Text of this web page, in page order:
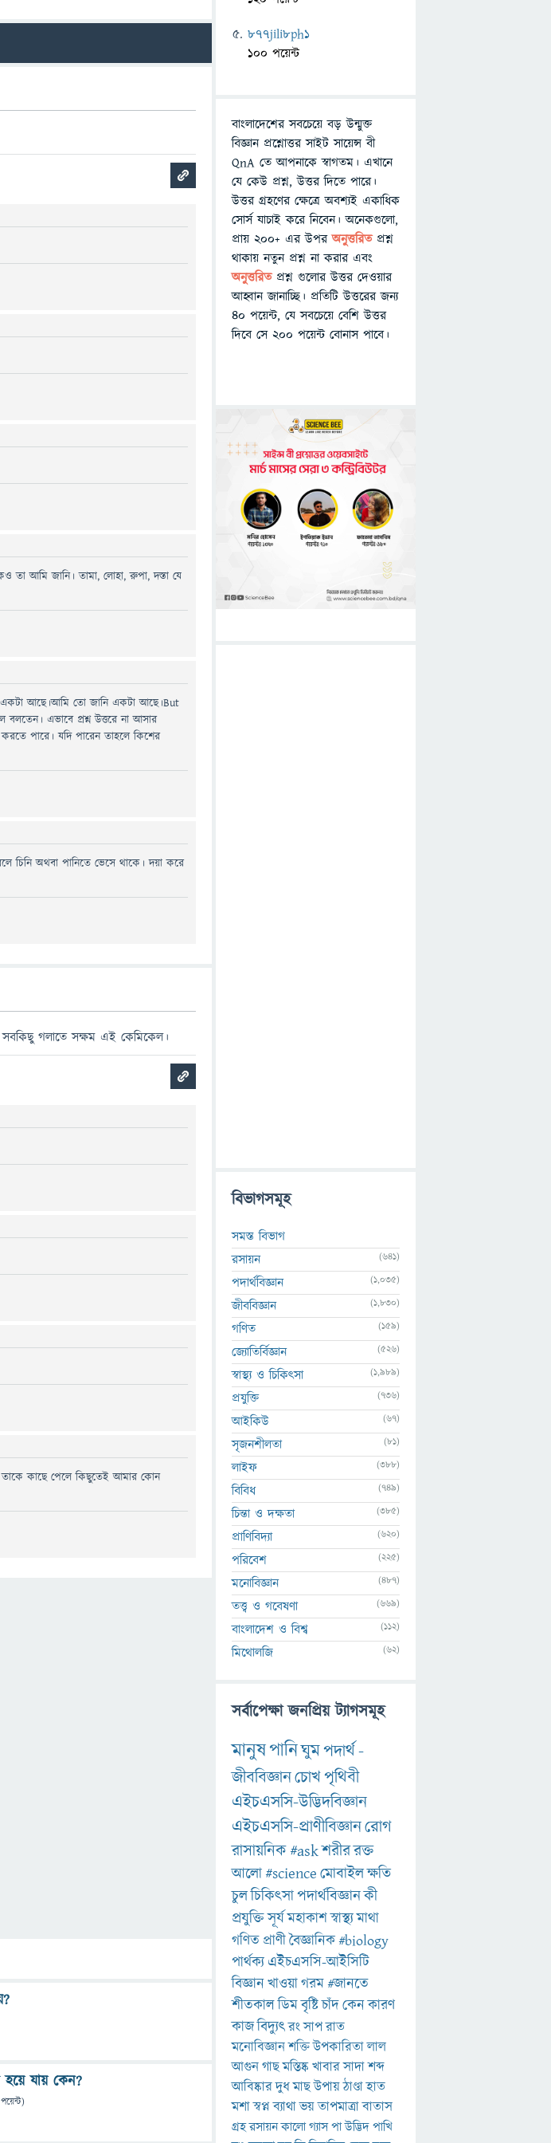
তা আমি জানি। তামা, লোহা, রুপা, দস্তা যে
আছে।আমি তো জানি একটা আছে।But
এভাবে প্রশ্ন উত্তরে না আসার
পারে। যদি পারেন তাহলে কিশের
চিনি অথবা পানিতে ভেসে থাকে। দয়া করে
গলাতে সক্ষম এই কেমিকেল।
কাছে পেলে কিছুতেই আমার কোন
হয়ে যায় কেন?
পয়েন্ট)
877jili8ph1
100 পয়েন্ট
বাংলাদেশের সবচেয়ে বড় উন্মুক্ত
বিজ্ঞান প্রশ্নোত্তর সাইট সায়েন্স বী
QnA তে আপনাকে স্বাগতম। এখানে
যে কেউ প্রশ্ন, উত্তর দিতে পারে।
উত্তর গ্রহণের ক্ষেত্রে অবশ্যই একাধিক
সোর্স যাচাই করে নিবেন। অনেকগুলো,
প্রায় ২০০+ এর উপরঅনুত্তরিতপ্রশ্ন
থাকায় নতুন প্রশ্ন না করার এবং
অনুত্তরিত প্রশ্ন গুলোর উত্তর দেওয়ার
আহ্বান জানাচ্ছি। প্রতিটি উত্তরের জন্য
৪০ পয়েন্ট, যে সবচেয়ে বেশি উত্তর
দিবে সে ২০০ পয়েন্ট বোনাস পাবে।
বিভাগসমূহ
সমস্ত বিভাগ
রসায়ন
(641)
পদার্থবিজ্ঞান (1,035)
জীববিজ্ঞান (1,830)
গণিত (159)
জ্যোতির্বিজ্ঞান (526)
স্বাস্থ্য ও চিকিৎসা (1,989)
প্রযুক্তি (736)
আইকিউ (67)
সৃজনশীলতা (81)
লাইফ (388)
বিবিধ (749)
চিন্তা ও দক্ষতা (385)
প্রাণিবিদ্যা (620)
পরিবেশ (225)
মনোবিজ্ঞান (487)
তত্ত্ব ও গবেষণা (669)
বাংলাদেশ ও বিশ্ব (112)
মিথোলজি (62)
সর্বাপেক্ষা জনপ্রিয় ট্যাগসমূহ
মানুষপানিঘুমপদার্থ-
জীববিজ্ঞানচোখপৃথিবী
এইচএসসি-উদ্ভিদবিজ্ঞান
এইচএসসি-প্রাণীবিজ্ঞানরোগ
রাসায়নিক#askশরীররক্ত
আলো#scienceমোবাইলক্ষতি
চুলচিকিৎসাপদার্থবিজ্ঞানকী
প্রযুক্তিসূর্যমহাকাশস্বাস্থ্যমাথা
গণিত প্রাণীবৈজ্ঞানিক#biology
পার্থক্য এইচএসসি-আইসিটি
বিজ্ঞানখাওয়াগরম#জানতে
শীতকালডিমবৃষ্টিচাঁদকেনকারণ
কাজবিদ্যুৎরংসাপরাত
মনোবিজ্ঞানশক্তিউপকারিতালাল
আগুনগাছমস্তিষ্কখাবারসাদাশব্দ
আবিষ্কারদুধমাছউপায়ঠাণ্ডাহাত
মশাস্বপ্নব্যাথাভয়তাপমাত্রাবাতাস
গ্রহরসায়নকালোগ্যাসপাউদ্ভিদপাখি